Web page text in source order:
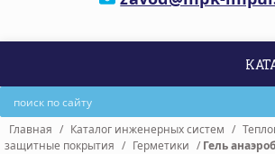
Главная / Каталог инженерных систем /
защитные покрытия / Герметики /Гель